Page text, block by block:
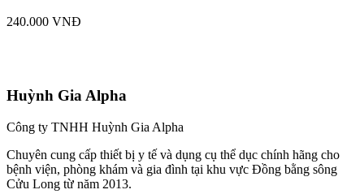
240.000 VNĐ
Huỳnh Gia Alpha
Công ty TNHH Huỳnh Gia Alpha
Chuyên cung cấp thiết bị y tế và dụng cụ thể dục chính hãng cho
bệnh viện, phòng khám và gia đình tại khu vực Đồng bằng sông
Cửu Long từ năm 2013.